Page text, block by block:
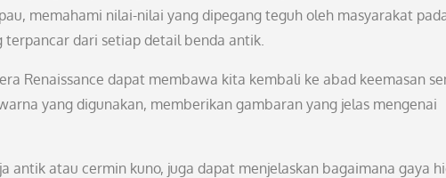
memahami nilai-nilai yang dipegang teguh oleh masyarakat
terpancar dari setiap detail benda antik.
Renaissance dapat membawa kita kembali ke abad keemasan
yang digunakan, memberikan gambaran yang jelas mengenai
antik atau cermin kuno, juga dapat menjelaskan bagaimana gaya